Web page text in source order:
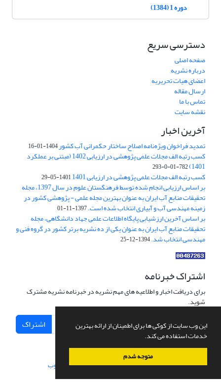
این وب سایت از کوکی ها برای اطمینان از ارائه بهترین
خدمات استفاده می کند.
متوجه شدم
دوره 1 (1384)
دسترسی سریع
صفحه اصلی
درباره نشریه
اعضای هیات تحریریه
ارسال مقاله
تماس با ما
نقشه سایت
آخرین اخبار
تمدید فراخوان ویژه‌نامه اصلاح ساختار حکمرانی آب کشور1404-01-16
کسب رتبه الف مجلات علمی پژوهشی در ارزیابی 1402 (مبتنی بر عملکرد
1401)
782-01-0-293
کسب رتبه الف مجلات علمی پژوهشی در ارزیابی 1401 1401-05-29
بر اساس ارزیابی انجام شده توسط فرهنگستان علوم در سال 1397، مجله
تحقیقات منابع آب ایران به عنوان بهترین مجله علمی - پژوهشی کشور در
زمینه مهندسی آب و آبیاری انتخاب شده است.1397-11-01
بر اساس آخرین ارزشیابی پایگاه اطلاعات علمی جهاد دانشگاهی، مجله
تحقیقات منابع آب ایران به عنوان یکی از ده نشریه برتر کشور در گروه فنی و
مهندسی انتخاب شد.1394-12-25
اشتراک خبرنامه
برای دریافت اخبار و اطلاعیه های مهم نشریه در خبرنامه نشریه مشترک
شوید.
اشتراک
سامانه مدیریت نشریات علمی.طراحی و پیاده سازی از سیناوب